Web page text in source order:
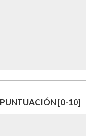
PUNTUACIÓN [0-10]